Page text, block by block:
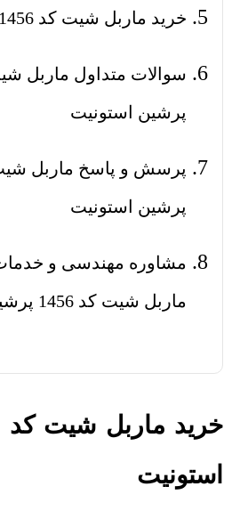
خرید ماربل شیت کد 1456 پرشین استونیت
پرشین استونیت
پرشین استونیت
مشاوره مهندسی و
ماربل شیت کد 1456 پرشین استونیت
استونیت